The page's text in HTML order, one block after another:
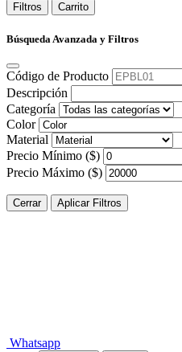
Filtros Carrito
Búsqueda Avanzada y Filtros
Código de Producto
Descripción
Categoría
Color
Material
Precio Mínimo ($)
Precio Máximo ($)
Cerrar Aplicar Filtros
Whatsapp